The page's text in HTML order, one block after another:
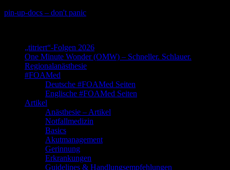
Skip
pin-up-docs – don't panic
„titriert“-Folgen 2026
One Minute Wonder (OMW) – Schneller. Schlauer.
Regionalanästhesie
#FOAMed
Deutsche #FOAMed Seiten
Englische #FOAMed Seiten
Artikel
Anästhesie – Artikel
Notfallmedizin
Basics
Akutmanagement
Gerinnung
Erkrankungen
Guidelines & Handlungsempfehlungen